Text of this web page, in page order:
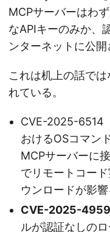
MCPサーバーはわ
なAPIキーのみか、
ンターネットに公開
これは机上の話で
れている。
CVE-2025-6514
おけるOSコマン
MCPサーバーに
でリモートコー
ウンロードが影
CVE-2025-
ルが認証なしの